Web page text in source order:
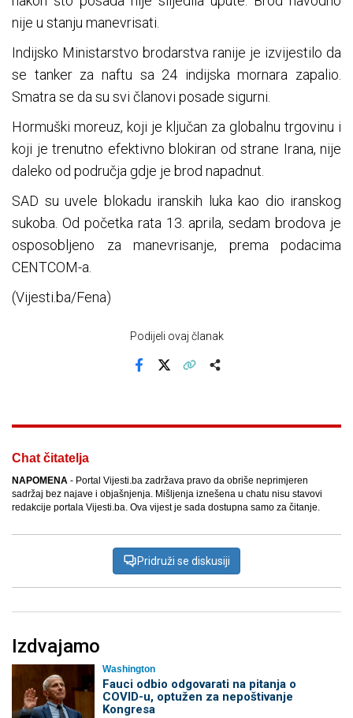
nije u stanju manevrisati.
Indijsko Ministarstvo brodarstva ranije je izvijestilo da
se tanker za naftu sa 24 indijska mornara zapalio.
Smatra se da su svi članovi posade sigurni.
Hormuški moreuz, koji je ključan za globalnu trgovinu i
koji je trenutno efektivno blokiran od strane Irana, nije
daleko od područja gdje je brod napadnut.
SAD su uvele blokadu iranskih luka kao dio iranskog
sukoba. Od početka rata 13. aprila, sedam brodova je
osposobljeno za manevrisanje, prema podacima
CENTCOM-a.
(Vijesti.ba/Fena)
Podijeli ovaj članak
Facebook
Chat čitatelja
NAPOMENA - Portal Vijesti.ba zadržava pravo da obriše neprimjeren
sadržaj bez najave i objašnjenja. Mišljenja iznešena u chatu nisu stavovi
redakcije portala Vijesti.ba. Ova vijest je sada dostupna samo za čitanje.
Pridruži se diskusiji
Izdvajamo
Washington
Fauci odbio odgovarati na pitanja o
COVID-u, optužen za nepoštivanje
Kongresa